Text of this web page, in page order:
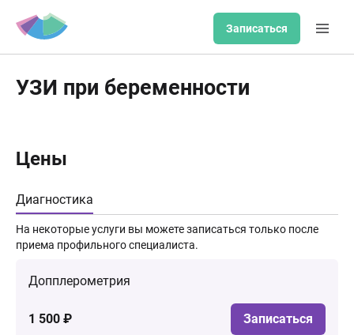
Записаться
УЗИ при беременности
Цены
Диагностика
На некоторые услуги вы можете записаться только после
приема профильного специалиста.
Допплерометрия
1 500 ₽ Записаться